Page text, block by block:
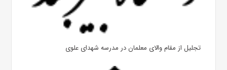
تجلیل از مقام والای معلمان در مدرسه شهدای علوی